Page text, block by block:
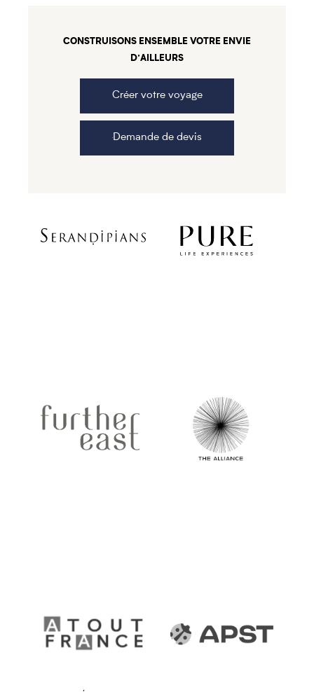
CONSTRUISONS ENSEMBLE VOTRE ENVIE
D’AILLEURS
Créer votre voyage
Demande de devis